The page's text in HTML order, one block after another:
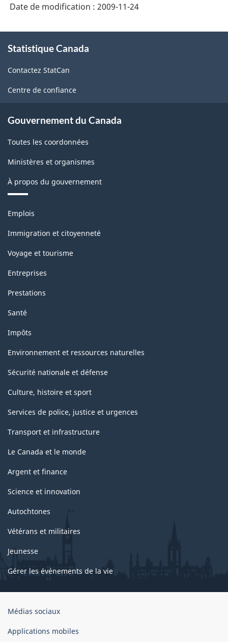
Date de modification : 2009-11-24
propos
ce
site
Statistique Canada
Contactez StatCan
Centre de confiance
Gouvernement du Canada
Toutes les coordonnées
Ministères et organismes
À propos du gouvernement
Thèmes
sujets
Emplois
Immigration et citoyenneté
Voyage et tourisme
Entreprises
Prestations
Santé
Impôts
Environnement et ressources naturelles
Sécurité nationale et défense
Culture, histoire et sport
Services de police, justice et urgences
Transport et infrastructure
Le Canada et le monde
Argent et finance
Science et innovation
Autochtones
Vétérans et militaires
Jeunesse
Gérer les événements de la vie
Organisation
gouvernement
Médias sociaux
Applications mobiles